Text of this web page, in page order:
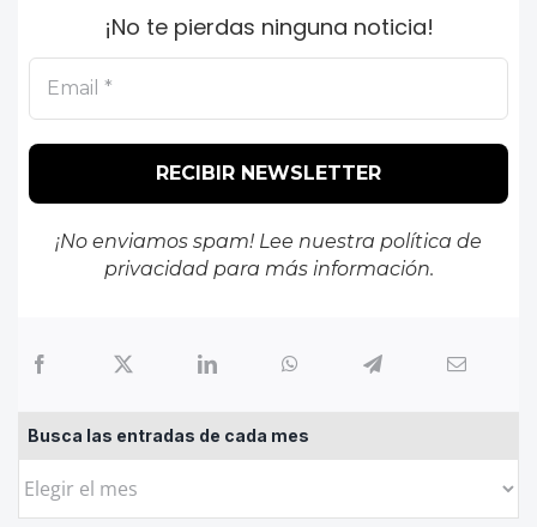
¡No te pierdas ninguna noticia!
¡No enviamos spam! Lee nuestra política de
privacidadpara más información.
Busca las entradas de cada mes
Busca